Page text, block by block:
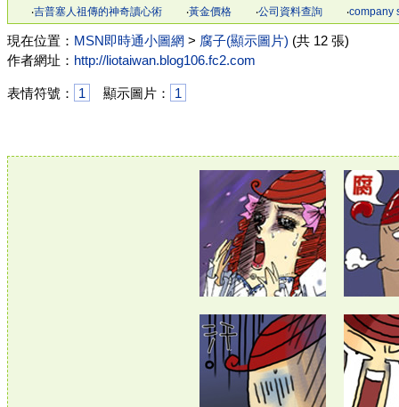
‧吉普塞人祖傳的神奇讀心術 ‧黃金價格 ‧公司資料查詢 ‧company
現在位置： MSN即時通小圖網 > 腐子(顯示圖片) (共 12 張)
作者網址： http://liotaiwan.blog106.fc2.com
表情符號： 1 顯示圖片： 1